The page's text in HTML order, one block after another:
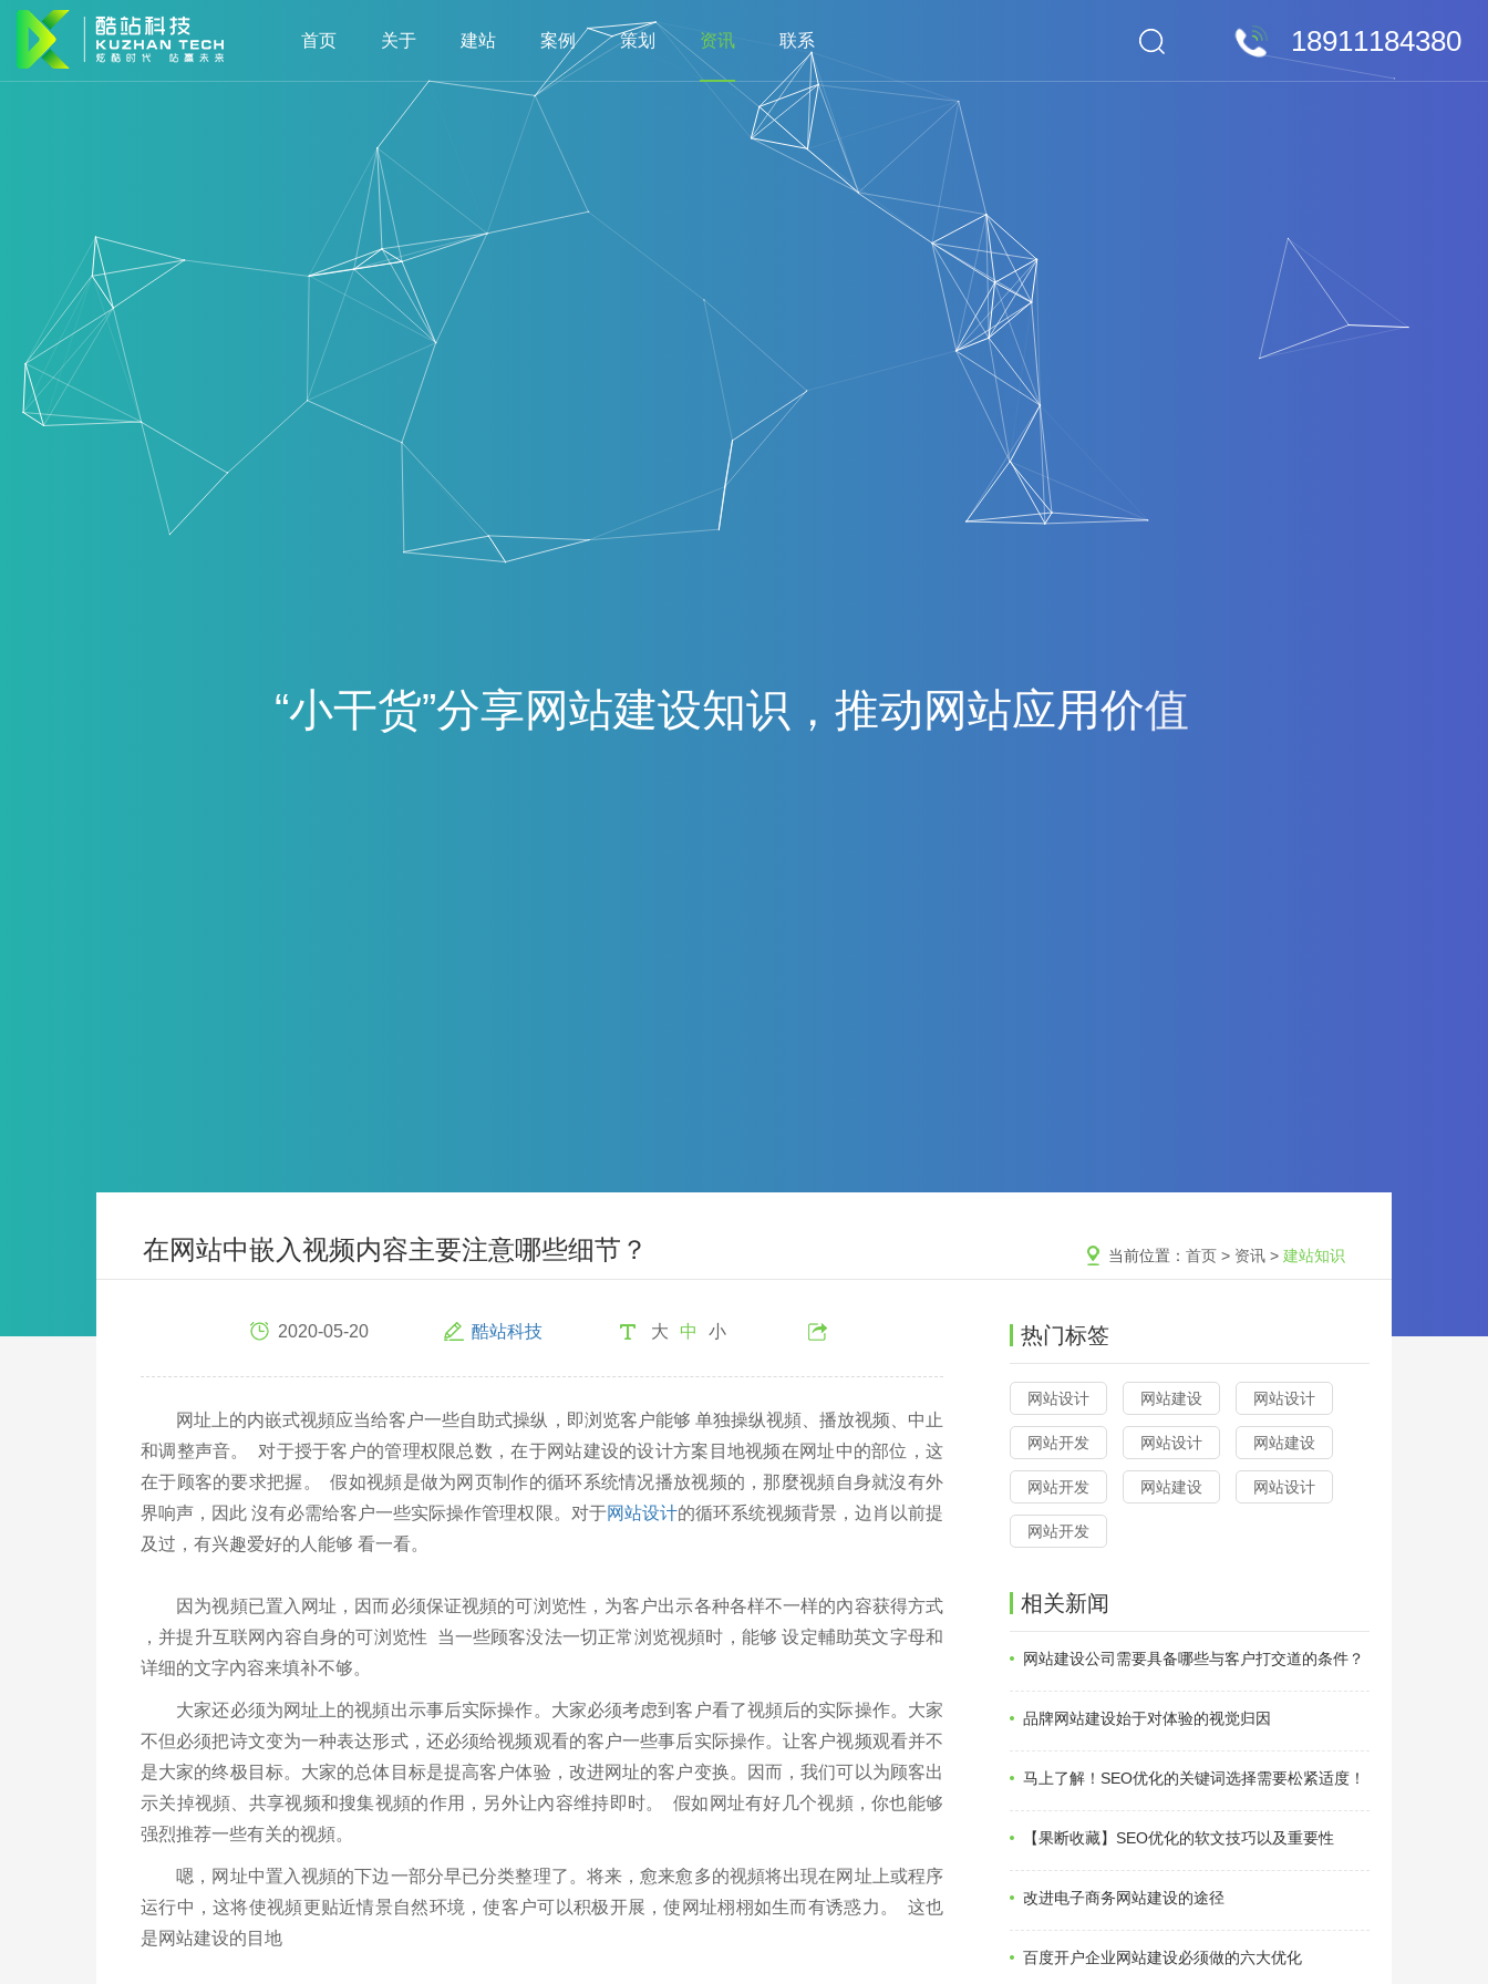
18911184380
首页 关于 建站 案例 策划 资讯 联系
“小干货”分享网站建设知识 ， 推动 网站应用价值
当前位置：首页 > 资讯 >建站知识
在网站中嵌入视频内容主要注意哪些细节？
2020-05-20 酷站科技 大 中 小
网址上的内嵌式视頻应当给客户一些自助式操纵，即浏览客户能够 单独操纵视頻、播放视频、中止
和调整声音。 对于授于客户的管理权限总数，在于网站建设的设计方案目地视频在网址中的部位，这
在于顾客的要求把握。 假如视頻是做为网页制作的循环系统情况播放视频的，那麼视頻自身就沒有外
界响声，因此 沒有必需给客户一些实际操作管理权限。对于网站设计的循环系统视频背景，边肖以前提
及过，有兴趣爱好的人能够 看一看。
因为视頻已置入网址，因而必须保证视頻的可浏览性，为客户出示各种各样不一样的內容获得方式
，并提升互联网內容自身的可浏览性 当一些顾客没法一切正常浏览视頻时，能够 设定輔助英文字母和
详细的文字內容来填补不够。
大家还必须为网址上的视頻出示事后实际操作。大家必须考虑到客户看了视頻后的实际操作。大家
不但必须把诗文变为一种表达形式，还必须给视频观看的客户一些事后实际操作。让客户视频观看并不
是大家的终极目标。大家的总体目标是提高客户体验，改进网址的客户变换。因而，我们可以为顾客出
示关掉视頻、共享视频和搜集视頻的作用，另外让內容维持即时。 假如网址有好几个视頻，你也能够
强烈推荐一些有关的视頻。
嗯，网址中置入视頻的下边一部分早已分类整理了。将来，愈来愈多的视頻将出現在网址上或程序
运行中，这将使视頻更贴近情景自然环境，使客户可以积极开展，使网址栩栩如生而有诱惑力。 这也
是网站建设的目地
热门标签
网站设计 网站建设 网站设计
网站开发 网站设计 网站建设
网站开发 网站建设 网站设计
网站开发
相关新闻
网站建设公司需要具备哪些与客户打交道的条件？
品牌网站建设始于对体验的视觉归因
马上了解！SEO优化的关键词选择需要松紧适度！
【果断收藏】SEO优化的软文技巧以及重要性
改进电子商务网站建设的途径
百度开户企业网站建设必须做的六大优化